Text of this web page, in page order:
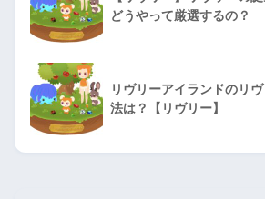
どうやって厳選するの？
リヴリーアイランドのリ
法は？【リヴリー】